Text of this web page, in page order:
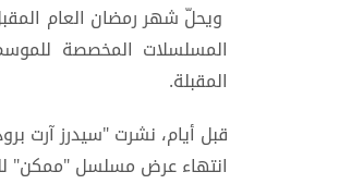
ويحلّ شهر رمضان العام
المسلسلات المخصصة
المقبلة.
قبل أيام، نشرت "سيدرز آرت
انتهاء عرض مسلسل "ممكن"